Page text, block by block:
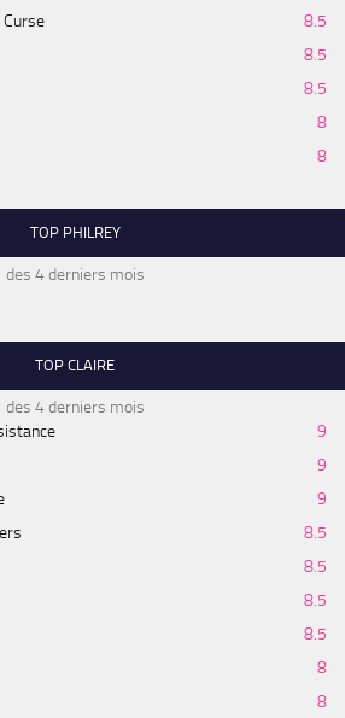
8.5
8.5
8.5
8
8
TOP PHILREY
des 4 derniers mois
TOP CLAIRE
des 4 derniers mois
9
9
9
8.5
8.5
8.5
8.5
8
8